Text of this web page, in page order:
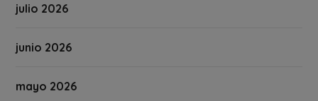
julio 2026
junio 2026
mayo 2026